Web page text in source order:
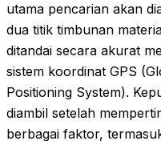
utama pencarian akan
dua titik timbunan
ditandai secara akurat
sistem koordinat GPS
Positioning System).
diambil setelah
berbagai faktor,